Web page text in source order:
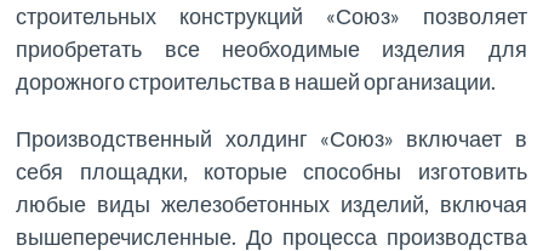
строительных конструкций «Союз» позволяет
приобретать все необходимые изделия для
дорожного строительства в нашей организации.
Производственный холдинг «Союз» включает в
себя площадки, которые способны изготовить
любые виды железобетонных изделий, включая
вышеперечисленные. До процесса производства